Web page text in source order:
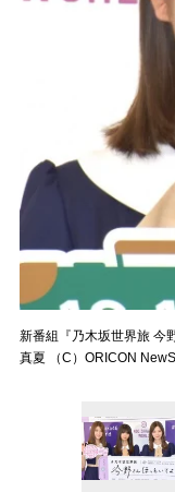
新番組『乃木坂世界旅 今
真夏 （C）ORICON